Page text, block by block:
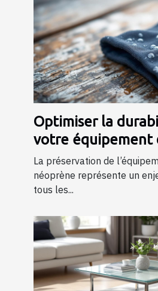
Optimiser la
votre équipement
en néoprène
La préservation de
néoprène représente un
tous les...